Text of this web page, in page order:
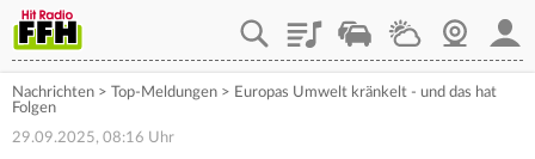
PlaylistStaupilotWetterWebcam
Nachrichten > Top-Meldungen > Europas Umwelt kränkelt - und das hat
Folgen
29.09.2025, 08:16 Uhr